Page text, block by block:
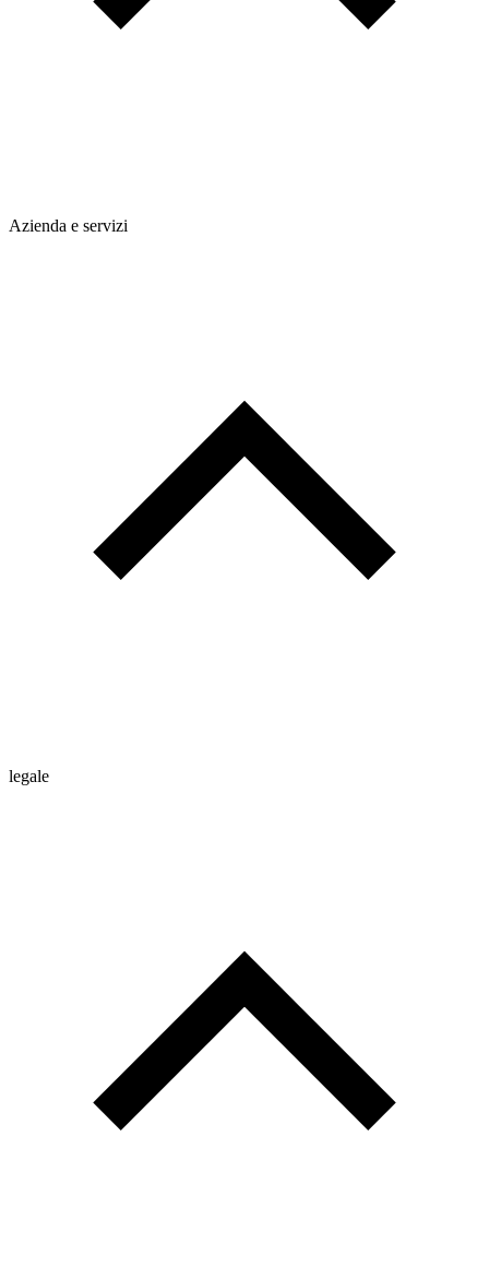
Azienda e servizi
legale